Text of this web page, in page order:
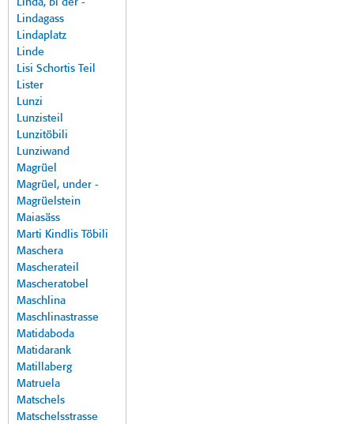
Linda, bi der -
Lindagass
Lindaplatz
Linde
Lisi Schortis Teil
Lister
Lunzi
Lunzisteil
Lunzitöbili
Lunziwand
Magrüel
Magrüel, under -
Magrüelstein
Maiasäss
Marti Kindlis Töbili
Maschera
Mascherateil
Mascheratobel
Maschlina
Maschlinastrasse
Matidaboda
Matidarank
Matillaberg
Matruela
Matschels
Matschelsstrasse